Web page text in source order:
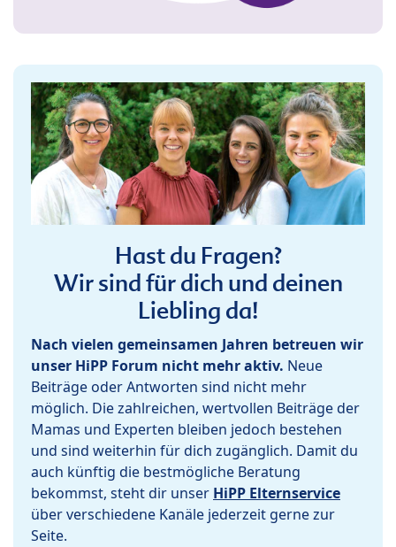
Hast du Fragen?
Wir sind für dich und deinen
Liebling da!
Nach vielen gemeinsamen Jahren betreuen wir
unser HiPP Forum nicht mehr aktiv. Neue
Beiträge oder Antworten sind nicht mehr
möglich. Die zahlreichen, wertvollen Beiträge der
Mamas und Experten bleiben jedoch bestehen
und sind weiterhin für dich zugänglich. Damit du
auch künftig die bestmögliche Beratung
bekommst, steht dir unser HiPP Elternservice
über verschiedene Kanäle jederzeit gerne zur
Seite.